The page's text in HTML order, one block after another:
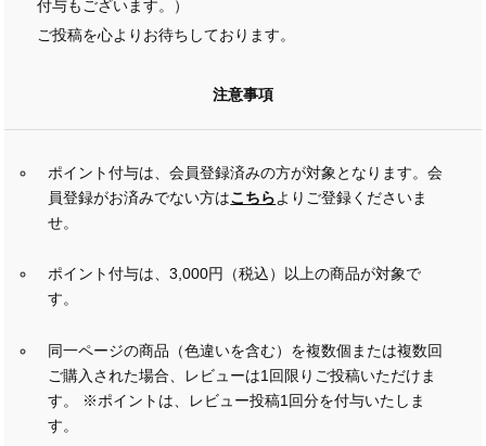
付与もございます。）
ご投稿を心よりお待ちしております。
注意事項
ポイント付与は、会員登録済みの方が対象となります。会
員登録がお済みでない方はこちらよりご登録くださいま
せ。
ポイント付与は、3,000円（税込）以上の商品が対象で
す。
同一ページの商品（色違いを含む）を複数個または複数回
ご購入された場合、レビューは1回限りご投稿いただけま
す。 ※ポイントは、レビュー投稿1回分を付与いたしま
す。